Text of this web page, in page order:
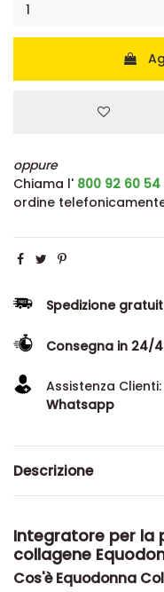
oppure
Chiama l' 800 92 60 54
ordine
Spedizione
Consegna in 24/
Assistenza
Whatsapp
Descrizione
Integratore per la
collagene
Cos'è Equodonna